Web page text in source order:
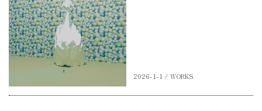
2026-1-1 / WORKS